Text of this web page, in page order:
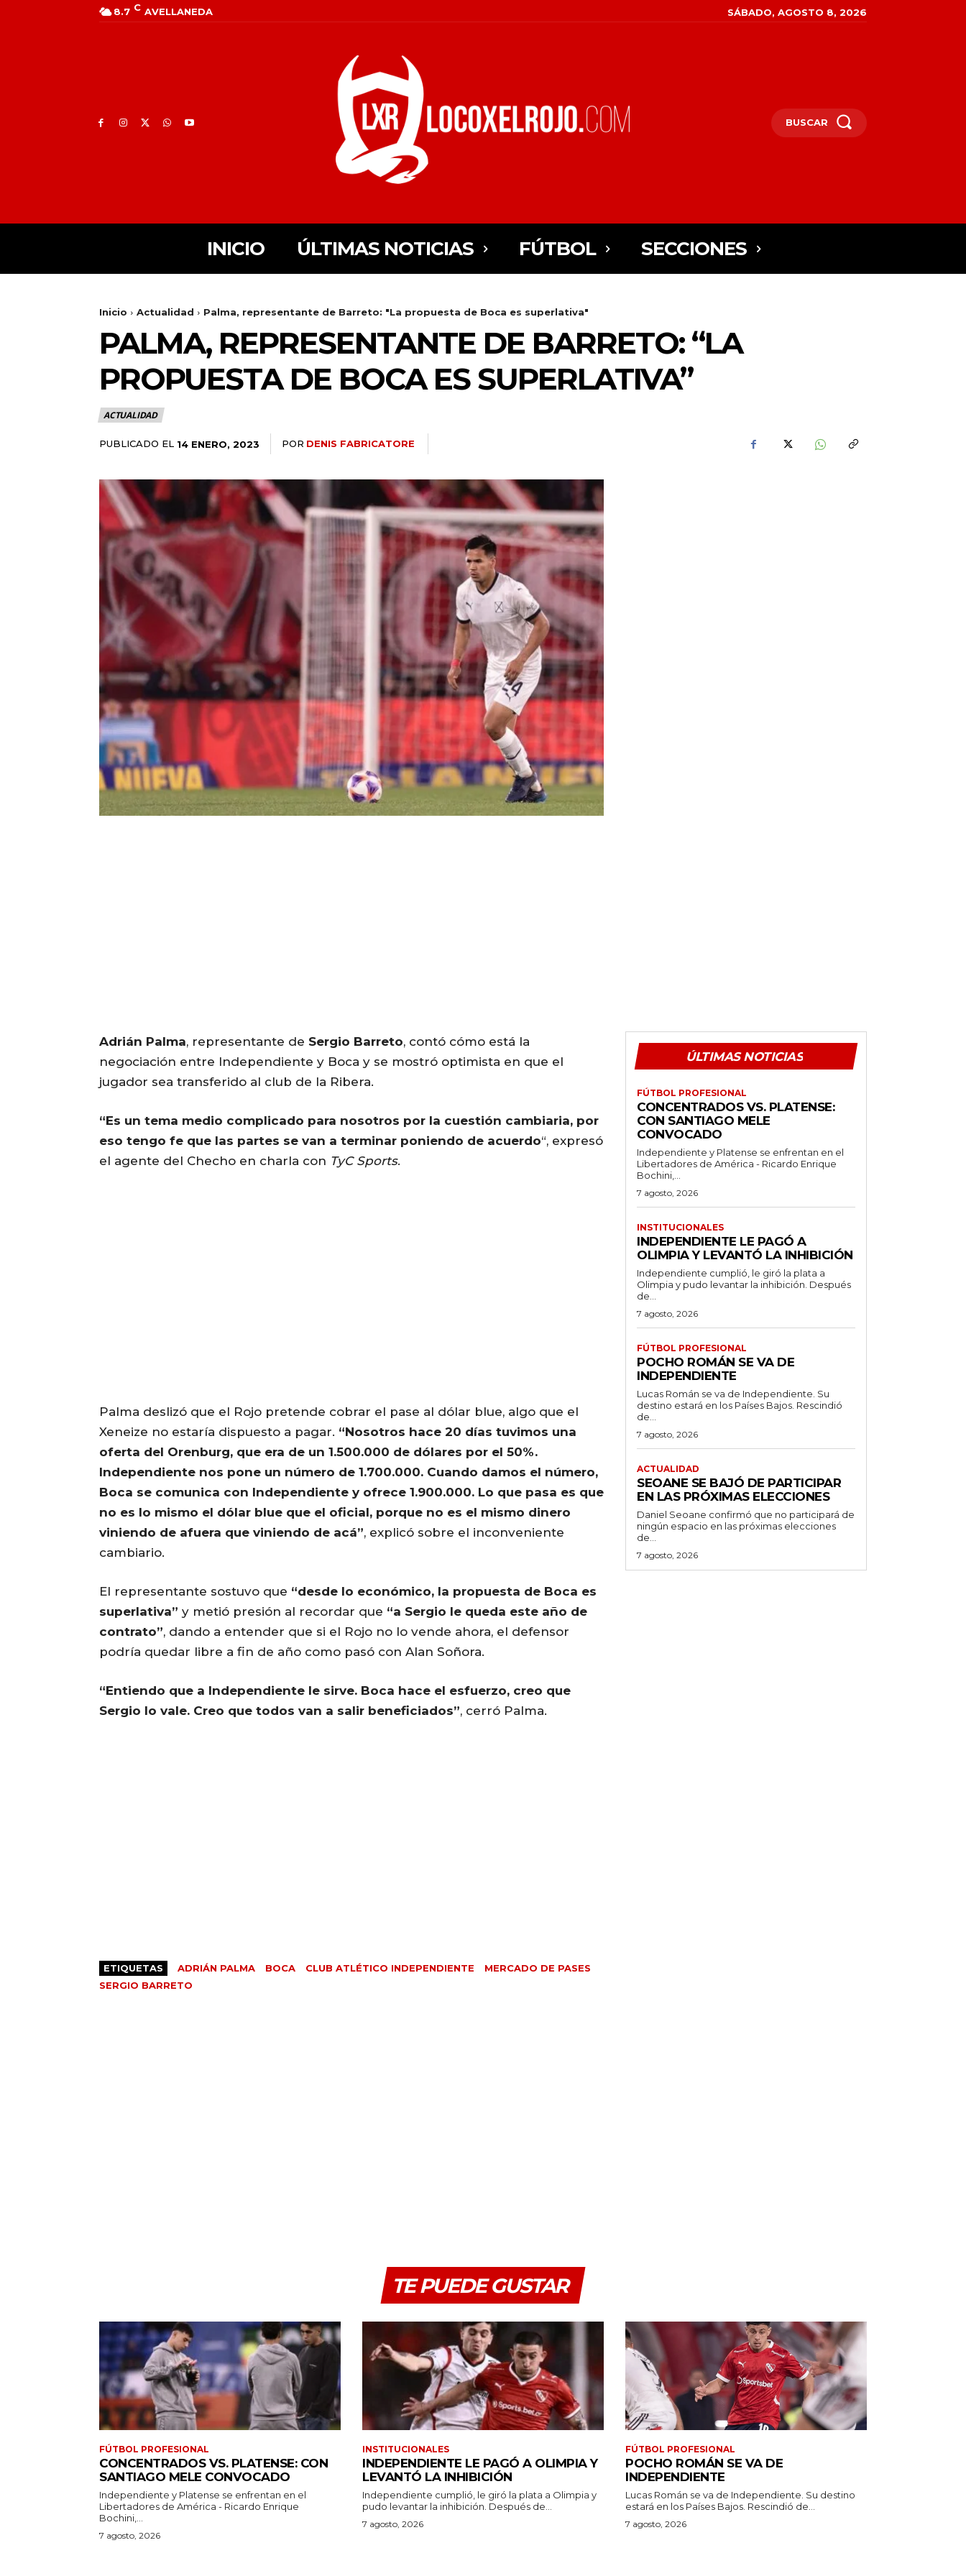
8.7 C AVELLANEDA SÁBADO, AGOSTO 8, 2026
BUSCAR
INICIO ÚLTIMAS NOTICIAS FÚTBOL SECCIONES
Inicio Actualidad Palma, representante de Barreto: "La propuesta de Boca es superlativa"
PALMA, REPRESENTANTE DE BARRETO: “LA
PROPUESTA DE BOCA ES SUPERLATIVA”
ACTUALIDAD
PUBLICADO EL 14 ENERO, 2023 POR DENIS FABRICATORE
Adrián Palma, representante de Sergio Barreto, contó cómo está la
negociación entre Independiente y Boca y se mostró optimista en que el
jugador sea transferido al club de la Ribera.
“Es un tema medio complicado para nosotros por la cuestión cambiaria, por
eso tengo fe que las partes se van a terminar poniendo de acuerdo“, expresó
el agente del Checho en charla con TyC Sports.
Palma deslizó que el Rojo pretende cobrar el pase al dólar blue, algo que el
Xeneize no estaría dispuesto a pagar. “Nosotros hace 20 días tuvimos una
oferta del Orenburg, que era de un 1.500.000 de dólares por el 50%.
Independiente nos pone un número de 1.700.000. Cuando damos el número,
Boca se comunica con Independiente y ofrece 1.900.000. Lo que pasa es que
no es lo mismo el dólar blue que el oficial, porque no es el mismo dinero
viniendo de afuera que viniendo de acá”, explicó sobre el inconveniente
cambiario.
El representante sostuvo que “desde lo económico, la propuesta de Boca es
superlativa” y metió presión al recordar que “a Sergio le queda este año de
contrato”, dando a entender que si el Rojo no lo vende ahora, el defensor
podría quedar libre a fin de año como pasó con Alan Soñora.
“Entiendo que a Independiente le sirve. Boca hace el esfuerzo, creo que
Sergio lo vale. Creo que todos van a salir beneficiados”, cerró Palma.
ETIQUETAS ADRIÁN PALMA BOCA CLUB ATLÉTICO INDEPENDIENTE
MERCADO DE PASES
SERGIO BARRETO
ÚLTIMAS NOTICIAS
FÚTBOL PROFESIONAL
CONCENTRADOS VS. PLATENSE:
CON SANTIAGO MELE
CONVOCADO
Independiente y Platense se enfrentan en el
Libertadores de América - Ricardo Enrique
Bochini,...
7 agosto, 2026
INSTITUCIONALES
INDEPENDIENTE LE PAGÓ A
OLIMPIA Y LEVANTÓ LA INHIBICIÓN
Independiente cumplió, le giró la plata a
Olimpia y pudo levantar la inhibición. Después
de...
7 agosto, 2026
FÚTBOL PROFESIONAL
POCHO ROMÁN SE VA DE
INDEPENDIENTE
Lucas Román se va de Independiente. Su
destino estará en los Países Bajos. Rescindió
de...
7 agosto, 2026
ACTUALIDAD
SEOANE SE BAJÓ DE PARTICIPAR
EN LAS PRÓXIMAS ELECCIONES
Daniel Seoane confirmó que no participará de
ningún espacio en las próximas elecciones
de...
7 agosto, 2026
TE PUEDE GUSTAR
FÚTBOL PROFESIONAL
CONCENTRADOS VS. PLATENSE: CON
SANTIAGO MELE CONVOCADO
Independiente y Platense se enfrentan en el
Libertadores de América - Ricardo Enrique
Bochini,...
7 agosto, 2026
INSTITUCIONALES
INDEPENDIENTE LE PAGÓ A OLIMPIA Y
LEVANTÓ LA INHIBICIÓN
Independiente cumplió, le giró la plata a Olimpia y
pudo levantar la inhibición. Después de...
7 agosto, 2026
FÚTBOL PROFESIONAL
POCHO ROMÁN SE VA DE
INDEPENDIENTE
Lucas Román se va de Independiente. Su destino
estará en los Países Bajos. Rescindió de...
7 agosto, 2026